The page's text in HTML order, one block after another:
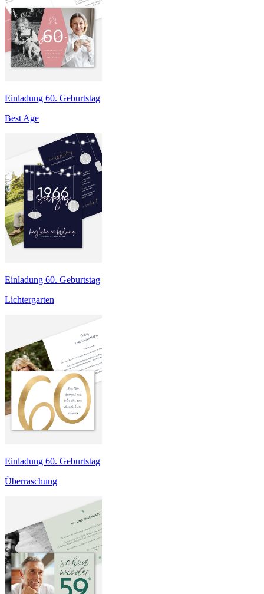
Einladung 60. Geburtstag
Best Age
Einladung 60. Geburtstag
Lichtergarten
Einladung 60. Geburtstag
Überraschung